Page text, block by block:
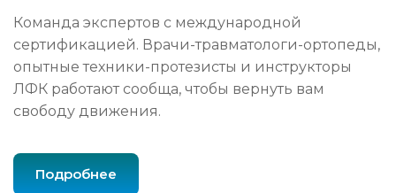
Команда экспертов с международной
сертификацией. Врачи-травматологи-ортопеды,
опытные техники-протезисты и инструкторы
ЛФК работают сообща, чтобы вернуть вам
свободу движения.
Подробнее